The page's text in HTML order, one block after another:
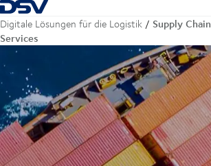
Zurück zur Startseite
Digitale Lösungen für die Logistik
Supply
Services